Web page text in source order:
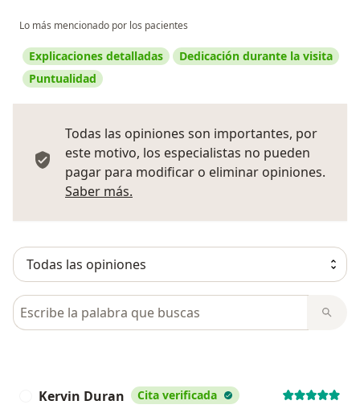
Lo más mencionado por los pacientes
Explicaciones detalladas
Dedicación durante la visita
Puntualidad
Todas las opiniones son importantes, por
este motivo, los especialistas no pueden
pagar para modificar o eliminar opiniones.
Saber más.
Busca en opiniones
Kervin Duran Cita verificada